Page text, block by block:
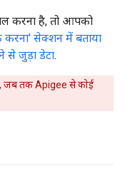
करना है, तो आपको
सेक्शन में बताया
से जुड़ा डेटा.
जब तक Apigee से कोई